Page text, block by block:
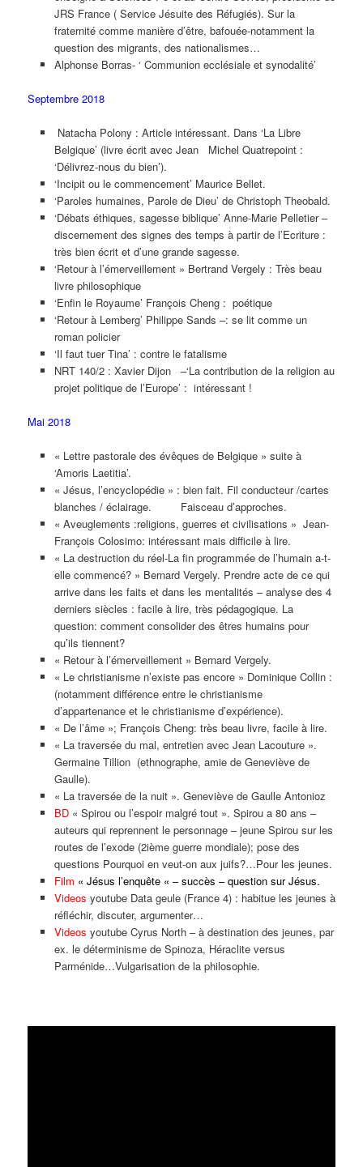
JRS France ( Service Jésuite des Réfugiés). Sur la
fraternité comme manière d’être, bafouée-notamment la
question des migrants, des nationalismes…
Alphonse Borras- ‘ Communion ecclésiale et synodalité’
Septembre 2018
Natacha Polony : Article intéressant. Dans ‘La Libre
Belgique’ (livre écrit avec Jean Michel Quatrepoint :
‘Délivrez-nous du bien’).
‘Incipit ou le commencement’ Maurice Bellet.
‘Paroles humaines, Parole de Dieu’ de Christoph Theobald.
‘Débats éthiques, sagesse biblique’ Anne-Marie Pelletier –
discernement des signes des temps à partir de l’Ecriture :
très bien écrit et d’une grande sagesse.
‘Retour à l’émerveillement » Bertrand Vergely : Très beau
livre philosophique
‘Enfin le Royaume’ François Cheng : poétique
‘Retour à Lemberg’ Philippe Sands –: se lit comme un
roman policier
‘Il faut tuer Tina’ : contre le fatalisme
NRT 140/2 : Xavier Dijon –‘La contribution de la religion au
projet politique de l’Europe’ : intéressant !
Mai 2018
« Lettre pastorale des évêques de Belgique » suite à
‘Amoris Laetitia’.
« Jésus, l’encyclopédie » : bien fait. Fil conducteur /cartes
blanches / éclairage. Faisceau d’approches.
« Aveuglements :religions, guerres et civilisations » Jean-
François Colosimo: intéressant mais difficile à lire.
« La destruction du réel-La fin programmée de l’humain a-t-
elle commencé? » Bernard Vergely. Prendre acte de ce qui
arrive dans les faits et dans les mentalités – analyse des 4
derniers siècles : facile à lire, très pédagogique. La
question: comment consolider des êtres humains pour
qu’ils tiennent?
« Retour à l’émerveillement » Bernard Vergely.
« Le christianisme n’existe pas encore » Dominique Collin :
(notamment différence entre le christianisme
d’appartenance et le christianisme d’expérience).
« De l’âme »; François Cheng: très beau livre, facile à lire.
« La traversée du mal, entretien avec Jean Lacouture ».
Germaine Tillion (ethnographe, amie de Geneviève de
Gaulle).
« La traversée de la nuit ». Geneviève de Gaulle Antonioz
BD« Spirou ou l’espoir malgré tout ». Spirou a 80 ans –
auteurs qui reprennent le personnage – jeune Spirou sur les
routes de l’exode (2ième guerre mondiale); pose des
questions Pourquoi en veut-on aux juifs?…Pour les jeunes.
Film « Jésus l’enquête « – succès – question sur Jésus.
Videos youtube Data geule (France 4) : habitue les jeunes à
réfléchir, discuter, argumenter…
Videos youtube Cyrus North – à destination des jeunes, par
ex. le déterminisme de Spinoza, Héraclite versus
Parménide…Vulgarisation de la philosophie.